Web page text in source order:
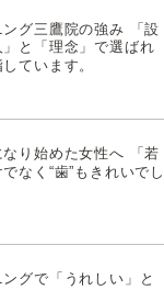
グ三鷹院の強み 「設
と「理念」で選ばれ
ています。
り始めた女性へ 「若
なく“歯”もきれいでし
グで「うれしい」と